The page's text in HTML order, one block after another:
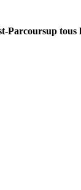
Parcoursup tous